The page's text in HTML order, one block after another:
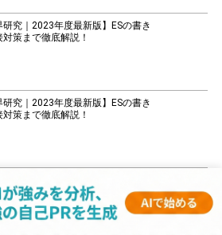
研究｜2023年度最新版】ESの書き
策まで徹底解説！
研究｜2023年度最新版】ESの書き
策まで徹底解説！
対策まで徹底解説！